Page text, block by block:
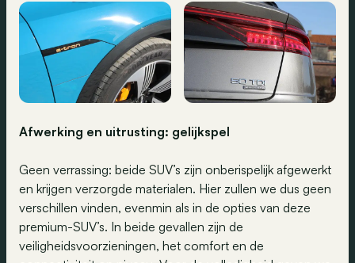
Afwerking en uitrusting: gelijkspel
Geen verrassing: beide SUV’s zijn onberispelijk afgewerkt
en krijgen verzorgde materialen. Hier zullen we dus geen
verschillen vinden, evenmin als in de opties van deze
premium-SUV’s. In beide gevallen zijn de
veiligheidsvoorzieningen, het comfort en de